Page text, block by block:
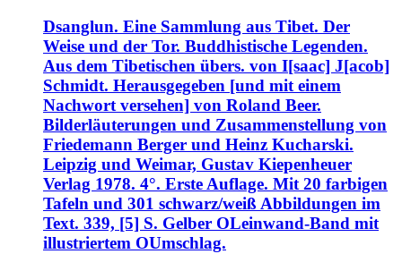
Dsanglun. Eine Sammlung aus Tibet. Der
Weise und der Tor. Buddhistische Legenden.
Aus dem Tibetischen übers. von I[saac] J[acob]
Schmidt. Herausgegeben [und mit einem
Nachwort versehen] von Roland Beer.
Bilderläuterungen und Zusammenstellung von
Friedemann Berger und Heinz Kucharski.
Leipzig und Weimar, Gustav Kiepenheuer
Verlag 1978. 4°. Erste Auflage. Mit 20 farbigen
Tafeln und 301 schwarz/weiß Abbildungen im
Text. 339, [5] S. Gelber OLeinwand-Band mit
illustriertem OUmschlag.